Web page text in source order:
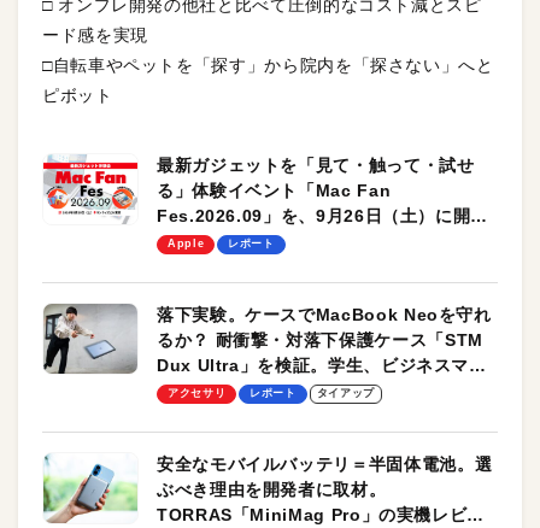
□ オンプレ開発の他社と比べて圧倒的なコスト減とスピ
ード感を実現
□自転車やペットを「探す」から院内を「探さない」へと
ピボット
最新ガジェットを「見て・触って・試せ
る」体験イベント「Mac Fan
Fes.2026.09」を、9月26日（土）に開催
します！
Apple レポート
落下実験。ケースでMacBook Neoを守れ
るか？ 耐衝撃・対落下保護ケース「STM
Dux Ultra」を検証。学生、ビジネスマン
のモバイルユースに最適！
アクセサリ レポート タイアップ
安全なモバイルバッテリ＝半固体電池。選
ぶべき理由を開発者に取材。
TORRAS「MiniMag Pro」の実機レビュ